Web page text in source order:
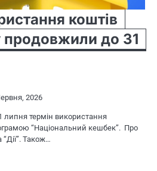
коштів
до 31
2026
липня термін використання
“Національний кешбек”. Про
Також…